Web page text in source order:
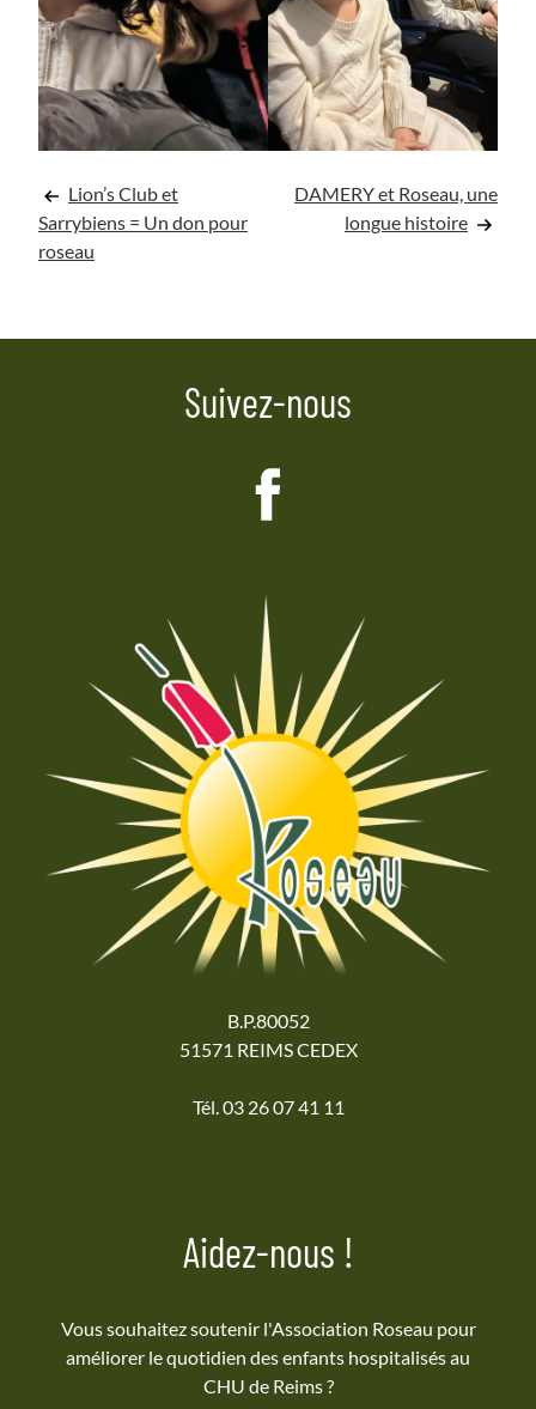
Navigation
de
Lion’s Club et
Sarrybiens = Un don pour
roseau
DAMERY et Roseau, une
longue histoire
Suivez-nous
B.P.80052
51571 REIMS CEDEX
Tél. 03 26 07 41 11
Aidez-nous !
Vous souhaitez soutenir l'Association Roseau pour
améliorer le quotidien des enfants hospitalisés au
CHU de Reims ?